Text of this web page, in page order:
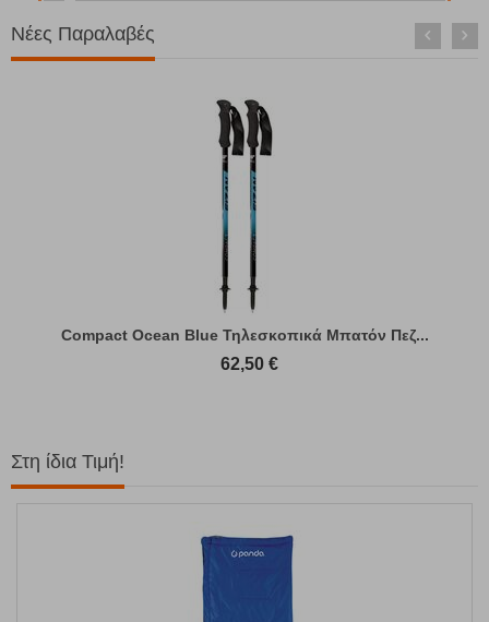
Νέες Παραλαβές
Compact Ocean Blue Τηλεσκοπικά Μπατόν Πεζ...
62,50 €
Στη ίδια Τιμή!